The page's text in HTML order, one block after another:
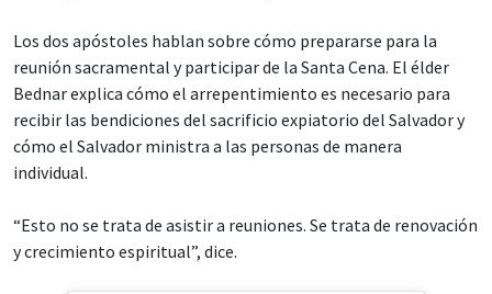
Los dos apóstoles hablan sobre cómo prepararse para la
reunión sacramental y participar de la Santa Cena. El élder
Bednar explica cómo el arrepentimiento es necesario para
recibir las bendiciones del sacrificio expiatorio del Salvador y
cómo el Salvador ministra a las personas de manera
individual.
“Esto no se trata de asistir a reuniones. Se trata de renovación
y crecimiento espiritual”, dice.